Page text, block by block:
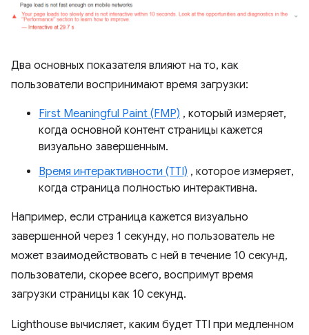
Два основных показателя влияют на то, как
пользователи воспринимают время загрузки:
First Meaningful Paint (FMP) , который измеряет,
когда основной контент страницы кажется
визуально завершенным.
Время интерактивности (TTI) , которое измеряет,
когда страница полностью интерактивна.
Например, если страница кажется визуально
завершенной через 1 секунду, но пользователь не
может взаимодействовать с ней в течение 10 секунд,
пользователи, скорее всего, воспримут время
загрузки страницы как 10 секунд.
Lighthouse вычисляет, каким будет TTI при медленном